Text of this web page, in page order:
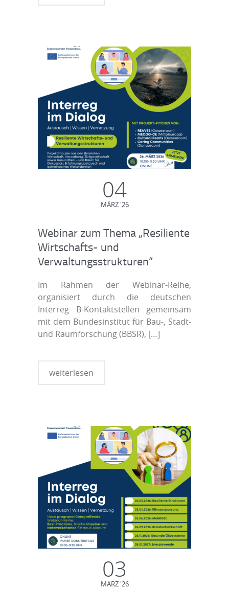
04
MÄRZ '26
Webinar zum Thema „Resiliente
Wirtschafts- und
Verwaltungsstrukturen“
Im Rahmen der Webinar-Reihe,
organisiert durch die deutschen
Interreg B-Kontaktstellen gemeinsam
mit dem Bundesinstitut für Bau-, Stadt-
und Raumforschung (BBSR), […]
weiterlesen
03
MÄRZ '26